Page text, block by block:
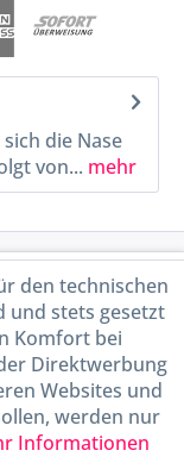
die Nase
von... mehr
den technischen
und stets gesetzt
Komfort bei
Direktwerbung
Websites und
werden nur
Informationen